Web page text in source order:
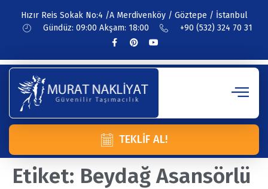
Hızır Reis Sokak No:4 /A Merdivenköy / Göztepe / İstanbul
Gündüz: 09:00 Akşam: 18:00
+90 (532) 324 70 31
TEKLIF AL!
Etiket: Beydağ Asansörlü